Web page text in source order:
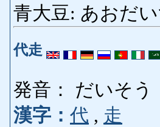
青大豆: あおだ
代走
発音： だいそう
漢字： 代 , 走